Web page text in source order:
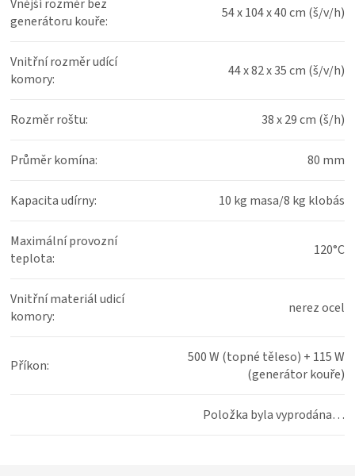
Vnější rozměr bez
generátoru kouře: 54 x 104 x 40 cm (š/v/h)
Vnitřní rozměr udící
komory: 44 x 82 x 35 cm (š/v/h)
Rozměr roštu: 38 x 29 cm (š/h)
Průměr komína: 80 mm
Kapacita udírny: 10 kg masa/8 kg klobás
Maximální provozní
teplota: 120°C
Vnitřní materiál udicí
komory: nerez ocel
Příkon:
500 W (topné těleso) + 115 W
(generátor kouře)
Položka byla vyprodána…